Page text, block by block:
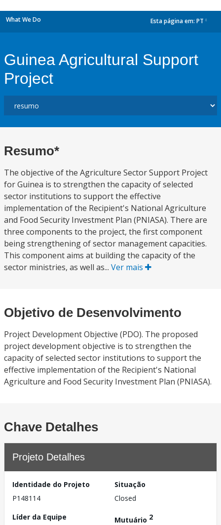
What We Do Esta página em: PT
Guinea Agricultural Support
Project
Resumo*
The objective of the Agriculture Sector Support Project
for Guinea is to strengthen the capacity of selected
sector institutions to support the effective
implementation of the Recipient's National Agriculture
and Food Security Investment Plan (PNIASA). There are
three components to the project, the first component
being strengthening of sector management capacities.
This component aims at building the capacity of the
sector ministries, as well as... Ver mais
Objetivo de Desenvolvimento
Project Development Objective (PDO). The proposed
project development objective is to strengthen the
capacity of selected sector institutions to support the
effective implementation of the Recipient's National
Agriculture and Food Security Investment Plan (PNIASA).
Chave Detalhes
Projeto Detalhes
Identidade do Projeto
P148114
Situação
Closed
Líder da Equipe
Mutuário 2